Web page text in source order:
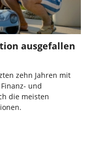
ausgefallen
zehn Jahren mit
und
die meisten